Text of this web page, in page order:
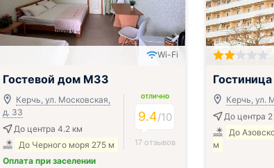
Wi-Fi
Гостевой дом М33
Керчь, ул. Московская,
д. 33
До центра 4.2 км
До Черного моря 275 м
Оплата при заселении
ОТЛИЧНО
9.4/10
17 отзывов
Завтрак
Керчь, ул.
До центра
До
м